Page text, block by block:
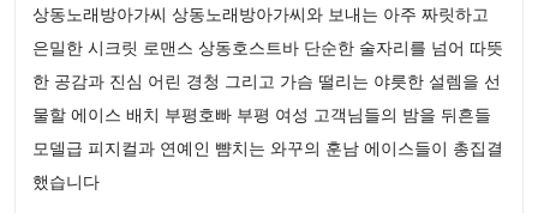
상동노래방아가씨 상동노래방아가씨와 보내는 아주 짜릿하고
은밀한 시크릿 로맨스 상동호스트바 단순한 술자리를 넘어 따뜻
한 공감과 진심 어린 경청 그리고 가슴 떨리는 야릇한 설렘을 선
물할 에이스 배치 부평호빠 부평 여성 고객님들의 밤을 뒤흔들
모델급 피지컬과 연예인 뺨치는 와꾸의 훈남 에이스들이 총집결
했습니다